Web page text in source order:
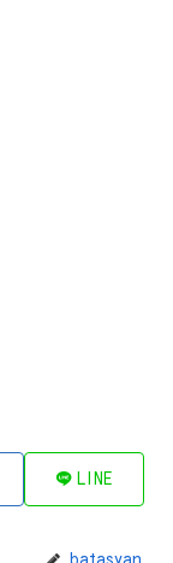
LINE
batasyan